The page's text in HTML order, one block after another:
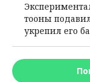
тооны
укрепил его